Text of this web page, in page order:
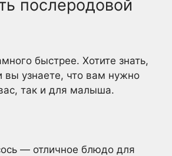
послеродовой
быстрее. Хотите знать,
вы узнаете, что вам нужно
так и для малыша.
— отличное блюдо для